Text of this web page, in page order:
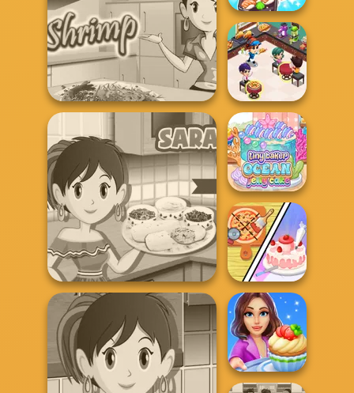
Sara's Cooking Class -
Garlic...
Sara's Cooking Class:
Burritos
ASMR Girl:
Livestream
Mukbang
Cooking
Restaurant
Kitchen
Tiny Baker Ocean
Jelly Cake
Dolly's
Restaurant
Organising